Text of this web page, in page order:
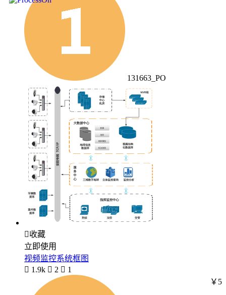
131663_PO
收藏
立即使用
视频监控系统框图
 1.9k  2  1
￥5